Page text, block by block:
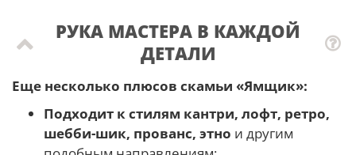
РУКА МАСТЕРА В КАЖДОЙ
ДЕТАЛИ
Еще несколько плюсов скамьи «Ямщик»:
Подходит к стилям кантри, лофт, ретро,
шебби-шик, прованс, этно и другим